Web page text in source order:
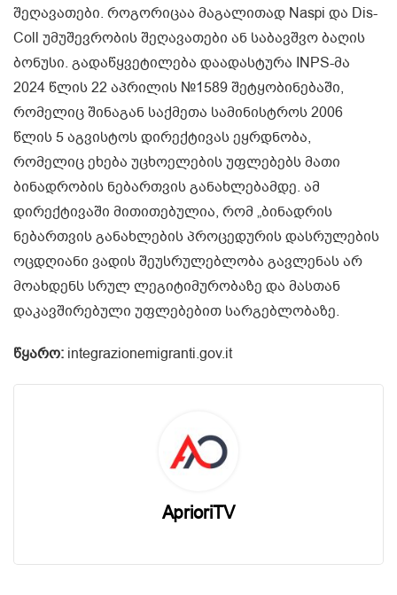
შეღავათები. როგორიცაა მაგალითად Naspi და Dis-
Coll უმუშევრობის შეღავათები ან საბავშვო ბაღის
ბონუსი. გადაწყვეტილება დაადასტურა INPS-მა
2024 წლის 22 აპრილის №1589 შეტყობინებაში,
რომელიც შინაგან საქმეთა სამინისტროს 2006
წლის 5 აგვისტოს დირექტივას ეყრდნობა,
რომელიც ეხება უცხოელების უფლებებს მათი
ბინადრობის ნებართვის განახლებამდე. ამ
დირექტივაში მითითებულია, რომ „ბინადრის
ნებართვის განახლების პროცედურის დასრულების
ოცდღიანი ვადის შეუსრულებლობა გავლენას არ
მოახდენს სრულ ლეგიტიმურობაზე და მასთან
დაკავშირებული უფლებებით სარგებლობაზე.
წყარო: integrazionemigranti.gov.it
AprioriTV